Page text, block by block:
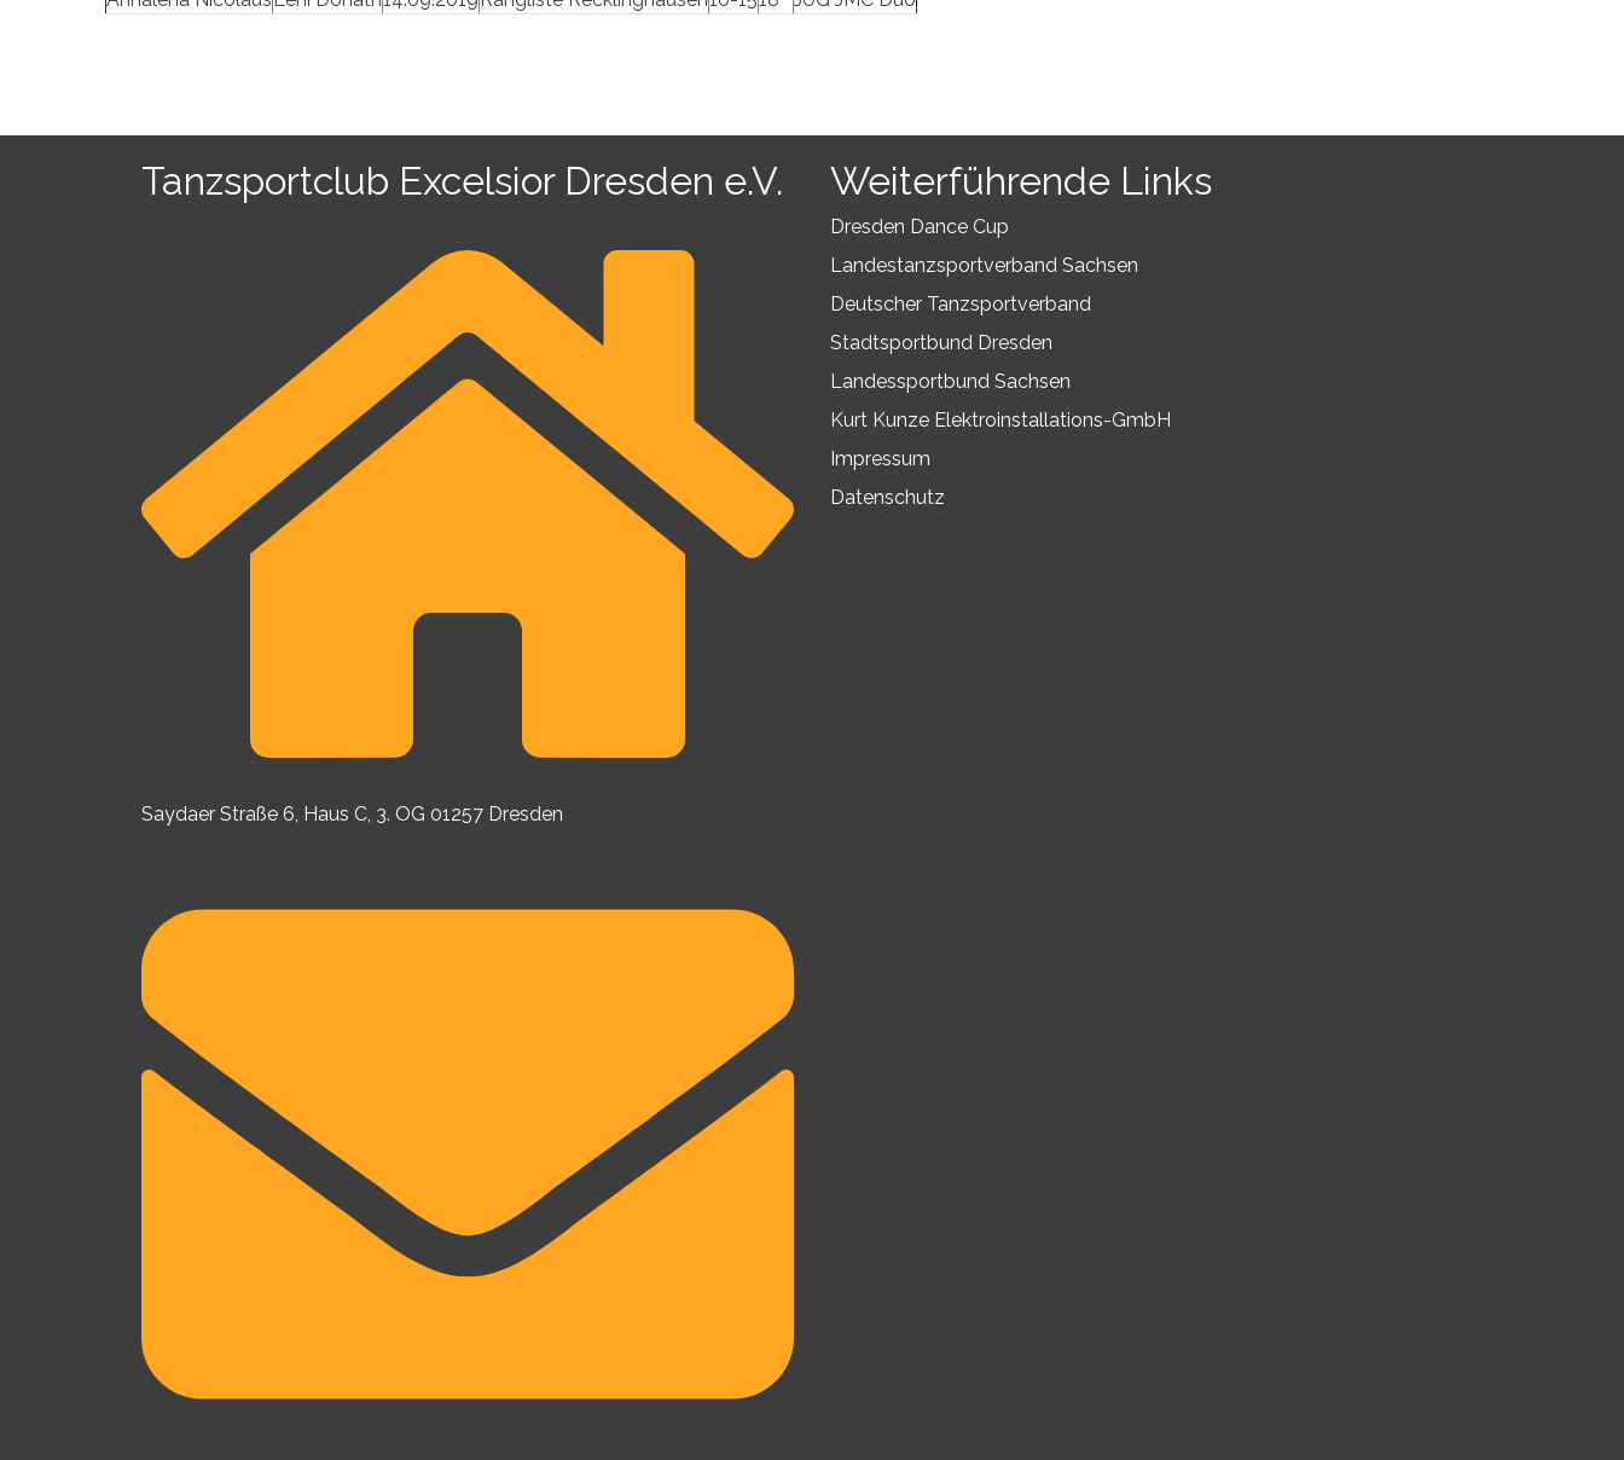
Tanzsportclub Excelsior Dresden e.V.
Saydaer Straße 6, Haus C, 3. OG 01257 Dresden
Weiterführende Links
Dresden Dance Cup
Landestanzsportverband Sachsen
Deutscher Tanzsportverband
Stadtsportbund Dresden
Landessportbund Sachsen
Kurt Kunze Elektroinstallations-GmbH
Impressum
Datenschutz